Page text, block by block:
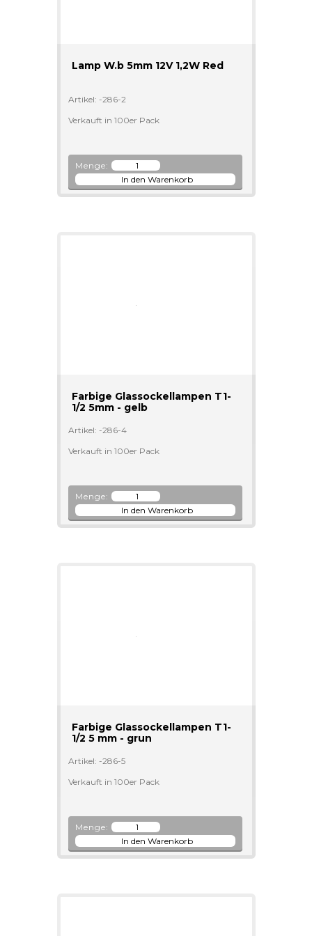
Lamp W.b 5mm 12V 1,2W Red
Artikel: -286-2
Verkauft in 100er Pack
Menge:
Farbige Glassockellampen T1-
1/2 5mm - gelb
Artikel: -286-4
Verkauft in 100er Pack
Menge:
Farbige Glassockellampen T1-
1/2 5 mm - grun
Artikel: -286-5
Verkauft in 100er Pack
Menge: